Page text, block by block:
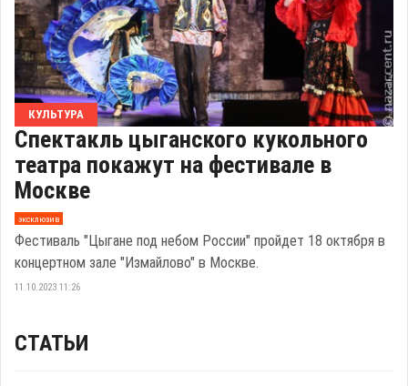
КУЛЬТУРА
Спектакль цыганского кукольного
театра покажут на фестивале в
Москве
эксклюзив
Фестиваль "Цыгане под небом России" пройдет 18 октября в
концертном зале "Измайлово" в Москве.
11.10.2023 11:26
СТАТЬИ